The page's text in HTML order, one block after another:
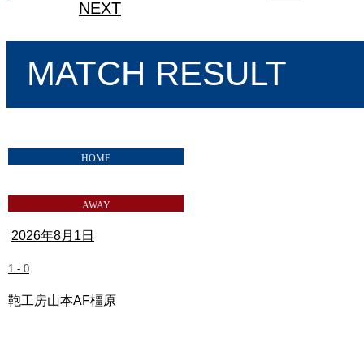
NEXT
MATCH RESULT
2026年8月1日
1 - 0
鞄工房山本AF橿原